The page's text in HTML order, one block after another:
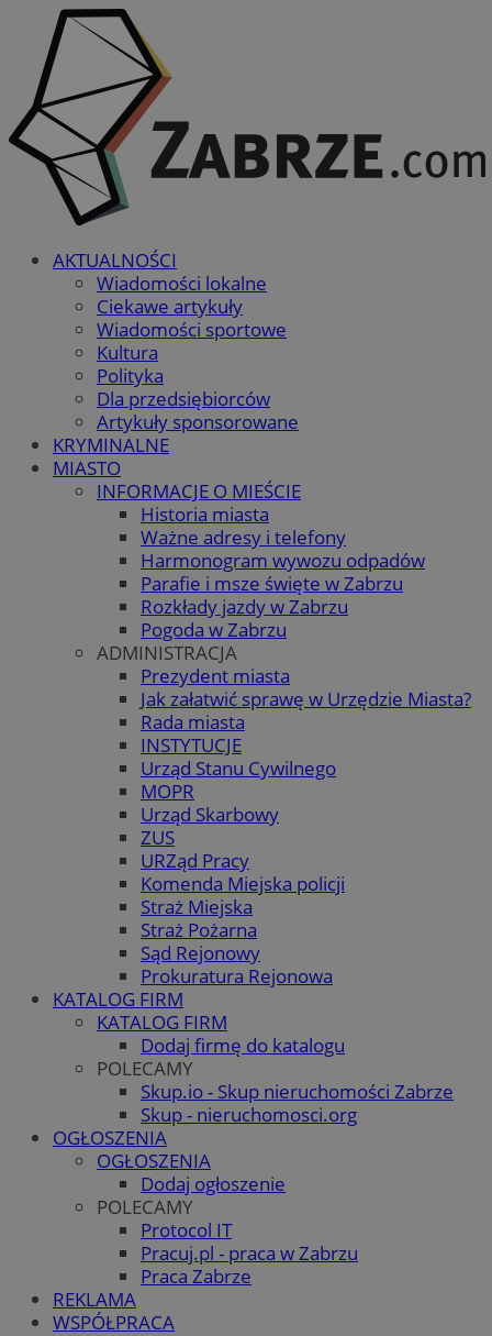
AKTUALNOŚCI
Wiadomości lokalne
Ciekawe artykuły
Wiadomości sportowe
Kultura
Polityka
Dla przedsiębiorców
Artykuły sponsorowane
KRYMINALNE
MIASTO
INFORMACJE O MIEŚCIE
Historia miasta
Ważne adresy i telefony
Harmonogram wywozu odpadów
Parafie i msze święte w Zabrzu
Rozkłady jazdy w Zabrzu
Pogoda w Zabrzu
ADMINISTRACJA
Prezydent miasta
Jak załatwić sprawę w Urzędzie Miasta?
Rada miasta
INSTYTUCJE
Urząd Stanu Cywilnego
MOPR
Urząd Skarbowy
ZUS
URZąd Pracy
Komenda Miejska policji
Straż Miejska
Straż Pożarna
Sąd Rejonowy
Prokuratura Rejonowa
KATALOG FIRM
KATALOG FIRM
Dodaj firmę do katalogu
POLECAMY
Skup.io - Skup nieruchomości Zabrze
Skup - nieruchomosci.org
OGŁOSZENIA
OGŁOSZENIA
Dodaj ogłoszenie
POLECAMY
Protocol IT
Pracuj.pl - praca w Zabrzu
Praca Zabrze
REKLAMA
WSPÓŁPRACA